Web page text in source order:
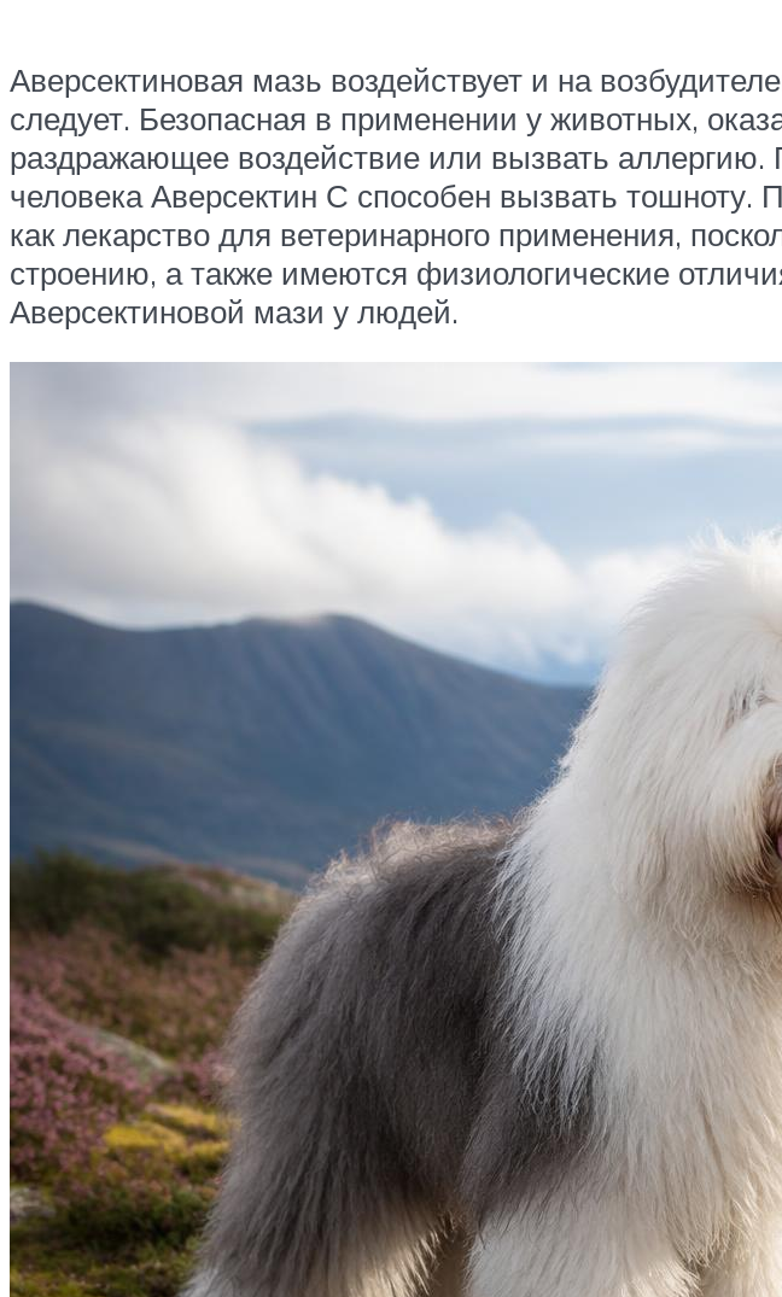
Аверсектиновая мазь воздействует и на
следует. Безопасная в применении у животных,
раздражающее воздействие или вызвать
человека Аверсектин С способен вызвать тошноту.
как лекарство для ветеринарного применения,
строению, а также имеются физиологические
Аверсектиновой мази у людей.